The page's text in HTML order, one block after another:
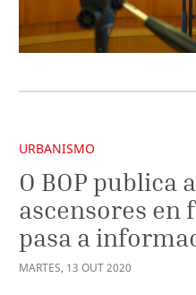
URBANISMO
O BOP publica
ascensores en
pasa a
MARTES, 13 OUT2020